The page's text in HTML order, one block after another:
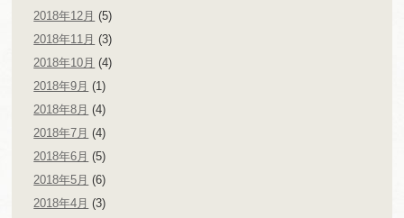
2018年12月 (5)
2018年11月 (3)
2018年10月 (4)
2018年9月 (1)
2018年8月 (4)
2018年7月 (4)
2018年6月 (5)
2018年5月 (6)
2018年4月 (3)